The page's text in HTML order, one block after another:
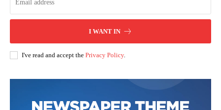
I WANT IN
I've read and accept the Privacy Policy.